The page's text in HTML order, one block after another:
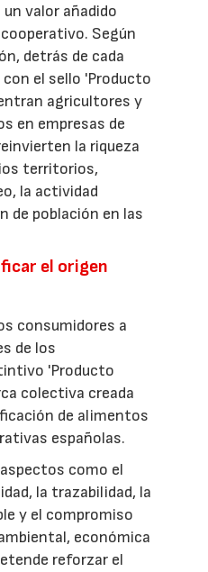
valor añadido
Según
detrás de cada
el sello 'Producto
agricultores y
en empresas de
la riqueza
territorios,
la actividad
de población en las
el origen
consumidores a
de los
'Producto
colectiva creada
de alimentos
españolas.
como el
la trazabilidad, la
y el compromiso
económica
reforzar el